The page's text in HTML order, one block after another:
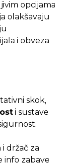
opcijama
olakšavaju
i obveza
skok,
i sustave
i držač za
info zabave